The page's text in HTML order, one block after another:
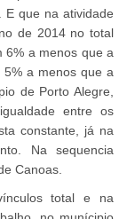
E que na atividade
de 2014 no total
6% a menos que a
5% a menos que a
de Porto Alegre,
entre os
constante, já na
Na sequencia
Canoas.
total e na